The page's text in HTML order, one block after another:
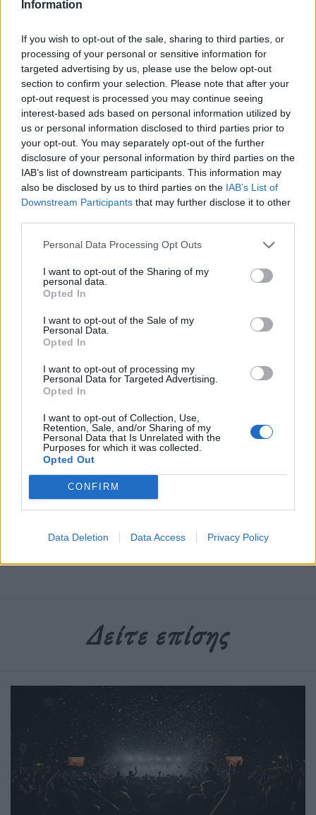
Information
If you wish to opt-out of the sale, sharing to third parties, or
processing of your personal or sensitive information for
targeted advertising by us, please use the below opt-out
section to confirm your selection. Please note that after your
opt-out request is processed you may continue seeing
interest-based ads based on personal information utilized by
us or personal information disclosed to third parties prior to
your opt-out. You may separately opt-out of the further
disclosure of your personal information by third parties on the
IAB’s list of downstream participants. This information may
also be disclosed by us to third parties on the IAB’s List of
Downstream Participants that may further disclose it to other
Personal Data Processing Opt Outs
I want to opt-out of the Sharing of my
personal data.
Opted In
I want to opt-out of the Sale of my
Personal Data.
Opted In
I want to opt-out of processing my
Personal Data for Targeted Advertising.
Opted In
I want to opt-out of Collection, Use,
Retention, Sale, and/or Sharing of my
Personal Data that Is Unrelated with the
Purposes for which it was collected.
Opted Out
CONFIRM
Data Deletion Data Access Privacy Policy
στο Λονδίνο
23.01.2023
Ο καλλιτέχνης άφησε υπονοούμενα για μια
εμφάνιση στο φετινό φεστιβάλ Field Day στο
Διαβάστε περισσότερα
live show ,Ηλεκτρονική Μουσική,Λονδίνο ,Μουσική
Δείτε επίσης